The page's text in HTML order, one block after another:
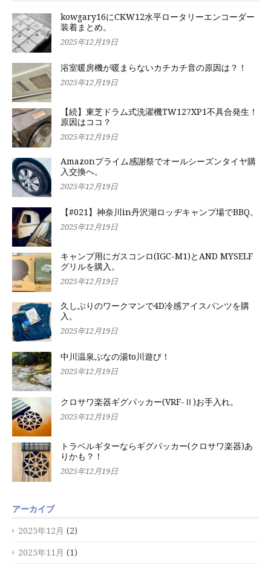
kowgary16にCKW12水平ロータリーエンコーダー
装着まとめ。
2025年12月19日
浴室暖房機が暖まらないカチカチ音の原因は？！
2025年12月19日
【続】東芝ドラム式洗濯機TW127XP1不具合発生！
原因はココ？
2025年12月19日
Amazonプライム感謝祭でオールシーズンタイヤ購
入交換へ。
2025年12月19日
【#021】神奈川in丹沢湖ロッヂキャンプ場でBBQ。
2025年12月19日
キャンプ用にガスコンロ(IGC-M1)とAND MYSELF
グリルを購入。
2025年12月19日
久しぶりのワークマンで4D冷感アイスパンツを購
入。
2025年12月19日
中川温泉ぶなの湯to川遊び！
2025年12月19日
クロサワ楽器ギグパッカー(VRF-Ⅱ)お手入れ。
2025年12月19日
トラベルギターならギグパッカー(クロサワ楽器)あ
りかも？！
2025年12月19日
アーカイブ
2025年12月 (2)
2025年11月 (1)